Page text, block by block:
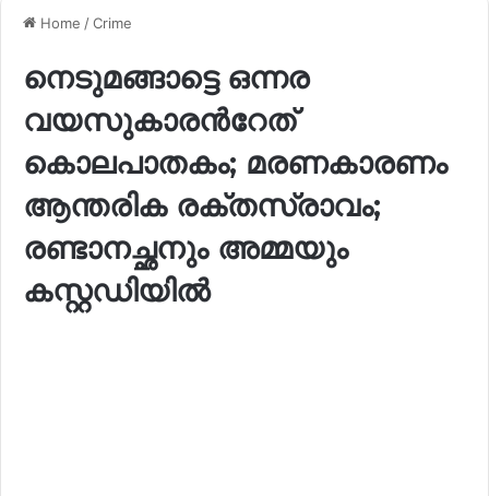
Home /Crime
നെടുമങ്ങാട്ടെ ഒന്നര
വയസുകാരന്‍റേത്
കൊലപാതകം; മരണകാരണം
ആന്തരിക രക്തസ്രാവം;
രണ്ടാനച്ഛനും അമ്മയും
കസ്റ്റഡിയിൽ